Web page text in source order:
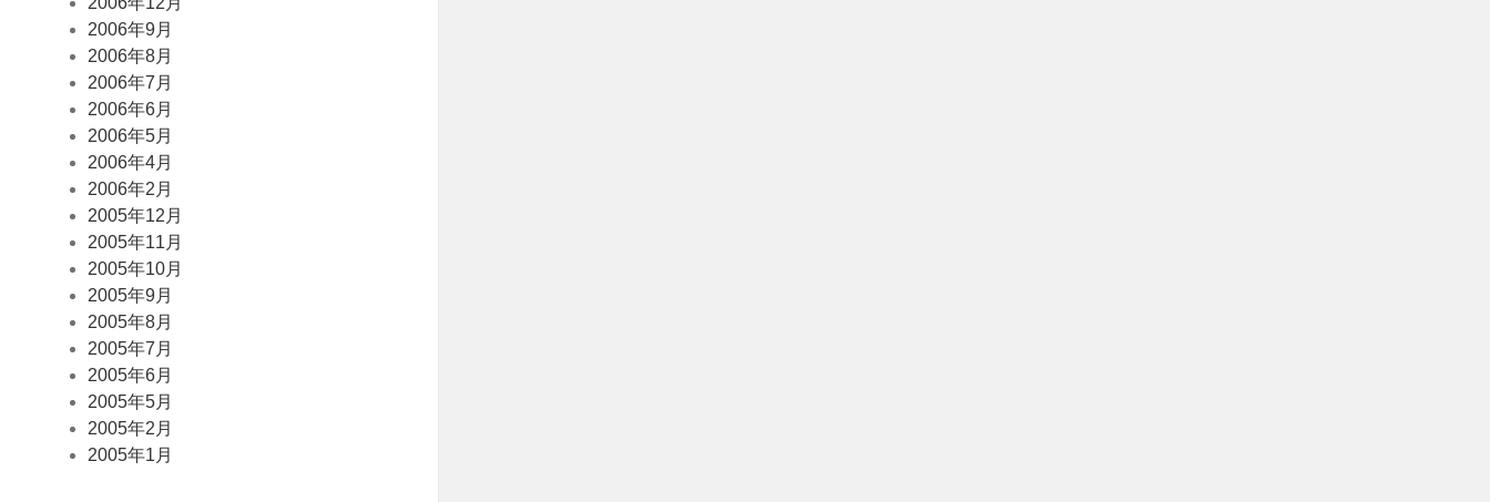
2006年9月
2006年8月
2006年7月
2006年6月
2006年5月
2006年4月
2006年2月
2005年12月
2005年11月
2005年10月
2005年9月
2005年8月
2005年7月
2005年6月
2005年5月
2005年2月
2005年1月